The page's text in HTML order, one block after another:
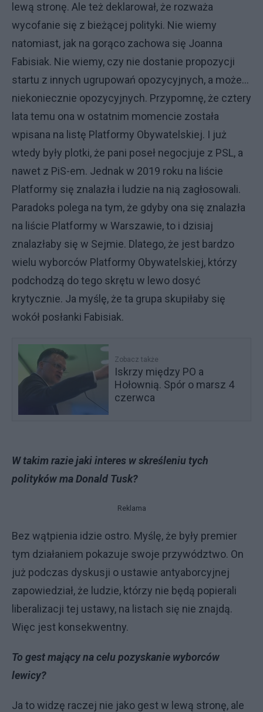
lewą stronę. Ale też deklarował, że rozważa
wycofanie się z bieżącej polityki. Nie wiemy
natomiast, jak na gorąco zachowa się Joanna
Fabisiak. Nie wiemy, czy nie dostanie propozycji
startu z innych ugrupowań opozycyjnych, a może…
niekoniecznie opozycyjnych. Przypomnę, że cztery
lata temu ona w ostatnim momencie została
wpisana na listę Platformy Obywatelskiej. I już
wtedy były plotki, że pani poseł negocjuje z PSL, a
nawet z PiS-em. Jednak w 2019 roku na liście
Platformy się znalazła i ludzie na nią zagłosowali.
Paradoks polega na tym, że gdyby ona się znalazła
na liście Platformy w Warszawie, to i dzisiaj
znalazłaby się w Sejmie. Dlatego, że jest bardzo
wielu wyborców Platformy Obywatelskiej, którzy
podchodzą do tego skrętu w lewo dosyć
krytycznie. Ja myślę, że ta grupa skupiłaby się
wokół posłanki Fabisiak.
Zobacz także
Iskrzy między PO a
Hołownią. Spór o marsz 4
czerwca
W takim razie jaki interes w skreśleniu tych
polityków ma Donald Tusk?
Reklama
Bez wątpienia idzie ostro. Myślę, że były premier
tym działaniem pokazuje swoje przywództwo. On
już podczas dyskusji o ustawie antyaborcyjnej
zapowiedział, że ludzie, którzy nie będą popierali
liberalizacji tej ustawy, na listach się nie znajdą.
Więc jest konsekwentny.
To gest mający na celu pozyskanie wyborców
lewicy?
Ja to widzę raczej nie jako gest w lewą stronę, ale